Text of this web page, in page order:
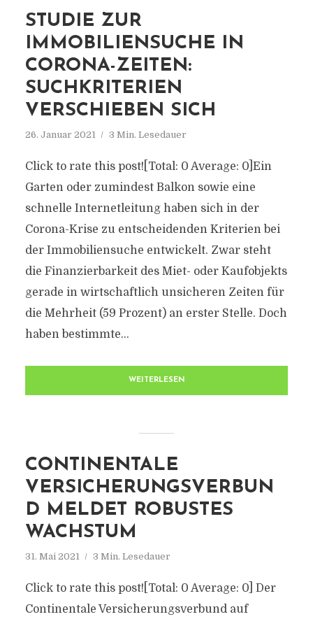
STUDIE ZUR
IMMOBILIENSUCHE IN
CORONA-ZEITEN:
SUCHKRITERIEN
VERSCHIEBEN SICH
26. Januar 2021 3 Min. Lesedauer
Click to rate this post![Total: 0 Average: 0]Ein
Garten oder zumindest Balkon sowie eine
schnelle Internetleitung haben sich in der
Corona-Krise zu entscheidenden Kriterien bei
der Immobiliensuche entwickelt. Zwar steht
die Finanzierbarkeit des Miet- oder Kaufobjekts
gerade in wirtschaftlich unsicheren Zeiten für
die Mehrheit (59 Prozent) an erster Stelle. Doch
haben bestimmte...
WEITERLESEN
CONTINENTALE
VERSICHERUNGSVERBUN
D MELDET ROBUSTES
WACHSTUM
31. Mai 2021 3 Min. Lesedauer
Click to rate this post![Total: 0 Average: 0] Der
Continentale Versicherungsverbund auf